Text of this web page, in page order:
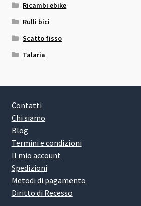
Ricambi ebike
Rulli bici
Scatto fisso
Talaria
Contatti
Chi siamo
Blog
Termini e condizioni
Il mio account
Spedizioni
Metodi di pagamento
Diritto di Recesso